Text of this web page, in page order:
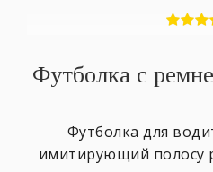
Футболка с
Футболка для
имитирующий полосу